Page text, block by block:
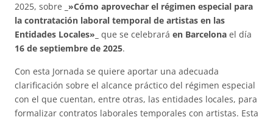
2025, sobre
_»Cómo aprovechar el régimen especial para
la contratación laboral temporal de artistas en las
Entidades Locales»_ que se celebrará en Barcelona el día
16 de septiembre de 2025.
Con esta Jornada se quiere aportar una adecuada
clarificación sobre el alcance práctico del régimen especial
con el que cuentan, entre otras, las entidades locales, para
formalizar contratos laborales temporales con artistas. Esta